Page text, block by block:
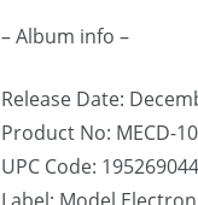
– Album info –
Release Date:
Product No: MECD-
UPC Code:
Label: Model